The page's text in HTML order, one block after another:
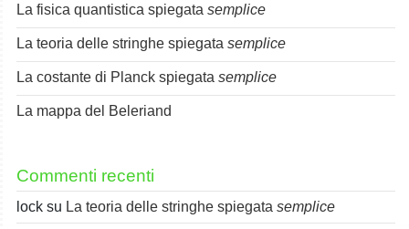
La fisica quantistica spiegata semplice
La teoria delle stringhe spiegata semplice
La costante di Planck spiegata semplice
La mappa del Beleriand
Commenti recenti
lock su La teoria delle stringhe spiegata semplice